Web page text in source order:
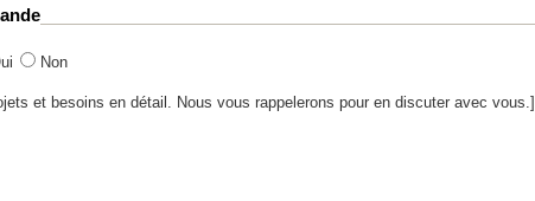
Non
et besoins en détail. Nous vous rappelerons pour en discuter avec vous.]